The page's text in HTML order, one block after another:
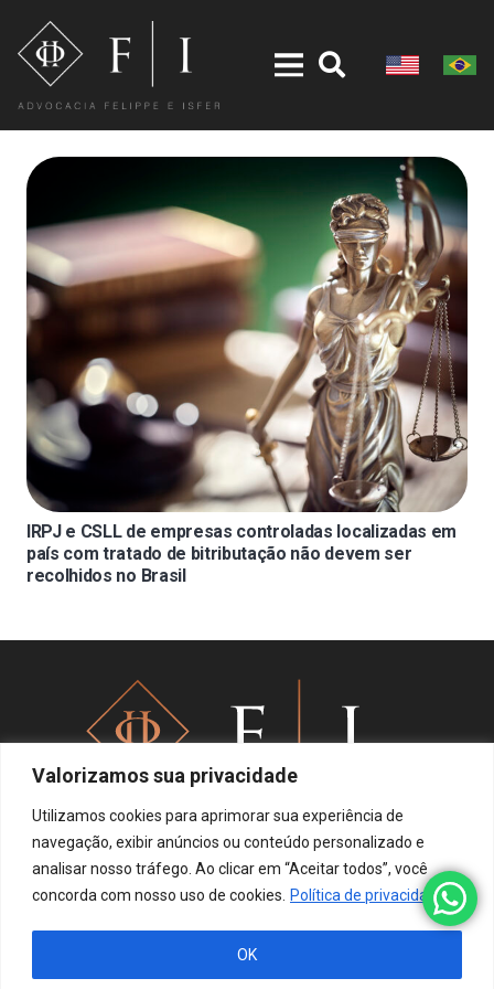
Valorizamos sua privacidade
Utilizamos cookies para aprimorar sua experiência de
navegação, exibir anúncios ou conteúdo personalizado e
analisar nosso tráfego. Ao clicar em “Aceitar todos”, você
concorda com nosso uso de cookies. Política de privacidade
OK
IRPJ e CSLL de empresas controladas localizadas em
país com tratado de bitributação não devem ser
recolhidos no Brasil
Política de privacidade